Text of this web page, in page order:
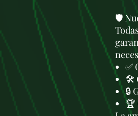
🛡️
✅
🛠️
🔒
🏆